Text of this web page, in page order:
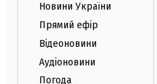
Новини України
Прямий ефір
Відеоновини
Аудіоновини
Погода